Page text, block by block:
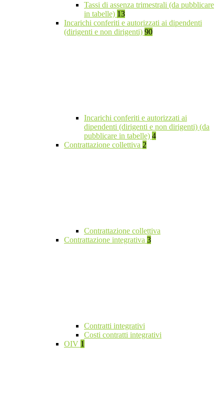
Tassi di assenza trimestrali (da pubblicare
in tabelle) 13
Incarichi conferiti e autorizzati ai dipendenti
(dirigenti e non dirigenti) 90
Incarichi conferiti e autorizzati ai
dipendenti (dirigenti e non dirigenti) (da
pubblicare in tabelle) 4
Contrattazione collettiva 2
Contrattazione collettiva
Contrattazione integrativa 3
Contratti integrativi
Costi contratti integrativi
OIV 1